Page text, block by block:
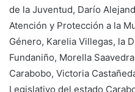
de la Juventud, Darío
Atención y Protección a la
Género, Karelia Villegas, la
Fundaniño, Morella
Carabobo, Victoria
Legislativo del estado